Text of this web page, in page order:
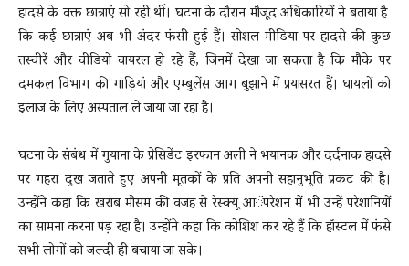
हादसे के वक्त छात्राएं सो रही थीं। घटना के दौरान मौजूद अधिकारियों ने बताया है
कि कई छात्राएं अब भी अंदर फंसी हुई हैं। सोशल मीडिया पर हादसे की कुछ
तस्वीरें और वीडियो वायरल हो रहे हैं, जिनमें देखा जा सकता है कि मौके पर
दमकल विभाग की गाड़ियां और एम्बुलेंस आग बुझाने में प्रयासरत हैं। घायलों को
इलाज के लिए अस्पताल ले जाया जा रहा है।
घटना के संबंध में गुयाना के प्रेसिडेंट इरफान अली ने भयानक और दर्दनाक हादसे
पर गहरा दुख जताते हुए अपनी मृतकों के प्रति अपनी सहानुभूति प्रकट की है।
उन्होंने कहा कि खराब मौसम की वजह से रेस्क्यू आॅपरेशन में भी उन्हें परेशानियों
का सामना करना पड़ रहा है। उन्होंने कहा कि कोशिश कर रहे हैं कि हॉस्टल में फंसे
सभी लोगों को जल्दी ही बचाया जा सके।